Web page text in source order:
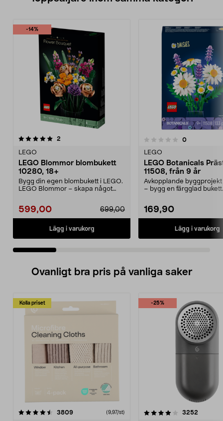
-14%
2
LEGO
LEGO Blommor blombukett
10280, 18+
Bygg din egen blombukett i LEGO.
LEGO Blommor – skapa något
599,00 699,00
Lägg i varukorg
0.0 av 5 stjärnor 0recensioner
LEGO
LEGO Botanicals
11508, från 9 år
Avkopplande
– bygg en färgglad
169,90
Lägg i varukorg
4.5 av 5 stjärnor
Ovanligt bra pris på vanliga saker
Kolla priset
3809recensioner (9,97/st)
-25%
4.0av 5 stjärnor 3252
4.5av 5 stjärnor